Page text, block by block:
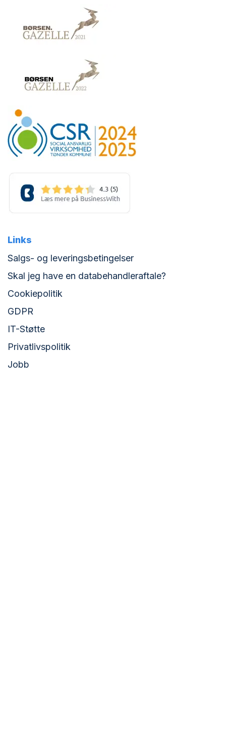
Links
Salgs- og leveringsbetingelser
Skal jeg have en databehandleraftale?
Cookiepolitik
GDPR
IT-Støtte
Privatlivspolitik
Jobb